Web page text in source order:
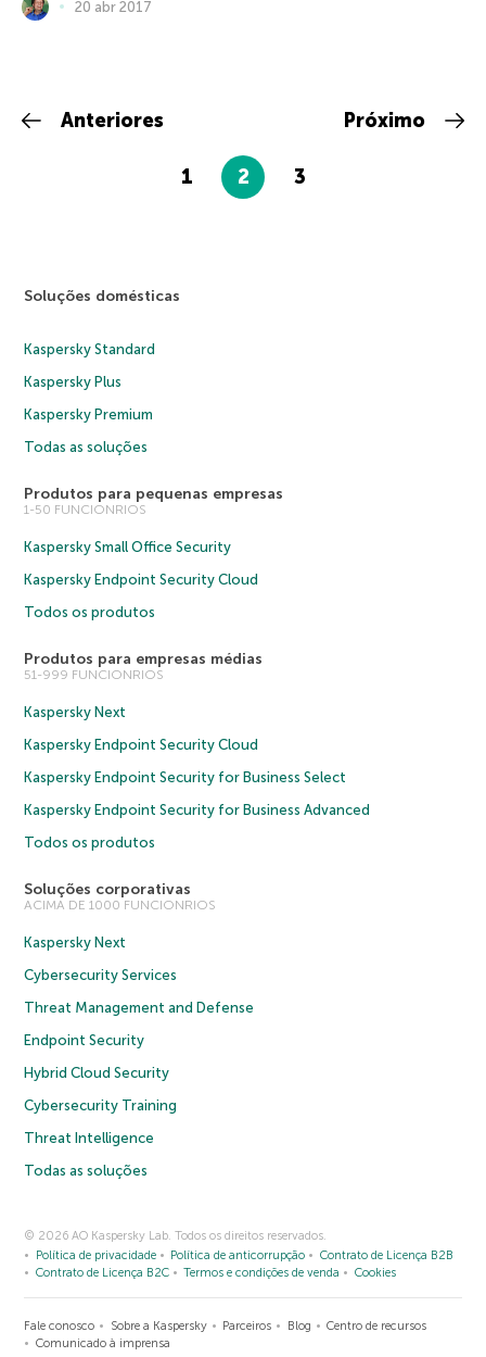
20 abr 2017
Anteriores
1 2 3
Próximo
Soluções domésticas
Kaspersky Standard
Kaspersky Plus
Kaspersky Premium
Todas as soluções
Produtos para pequenas empresas
1-50 FUNCIONRIOS
Kaspersky Small Office Security
Kaspersky Endpoint Security Cloud
Todos os produtos
Produtos para empresas médias
51-999 FUNCIONRIOS
Kaspersky Next
Kaspersky Endpoint Security Cloud
Kaspersky Endpoint Security for Business Select
Kaspersky Endpoint Security for Business Advanced
Todos os produtos
Soluções corporativas
ACIMA DE 1000 FUNCIONRIOS
Kaspersky Next
Cybersecurity Services
Threat Management and Defense
Endpoint Security
Hybrid Cloud Security
Cybersecurity Training
Threat Intelligence
Todas as soluções
© 2026 AO Kaspersky Lab. Todos os direitos reservados.
Política de privacidade
Política de anticorrupção
Contrato de Licença B2B
Contrato de Licença B2C
Termos e condições de venda Cookies
Fale conosco Sobre a Kaspersky Parceiros Blog
Centro de recursos
Comunicado à imprensa